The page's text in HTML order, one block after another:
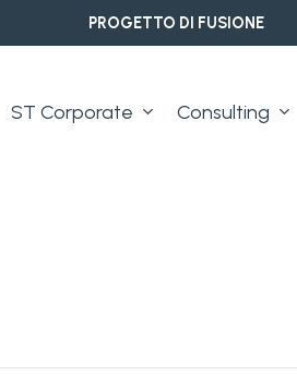
PROGETTO DI FUSIONE
ST Corporate Consulting